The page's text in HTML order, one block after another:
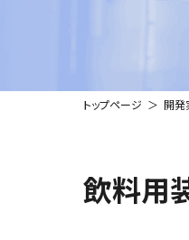
トップページ 開発
飲料用